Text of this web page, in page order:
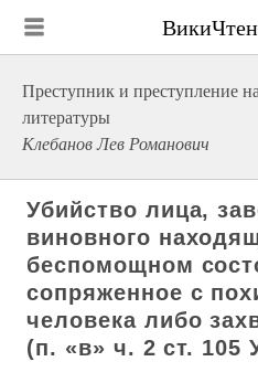
Преступник и преступление
литературы
Клебанов Лев Романович
Убийство лица,
виновного
беспомощном
сопряженное с
человека либо
(п. «в» ч. 2 ст. 105